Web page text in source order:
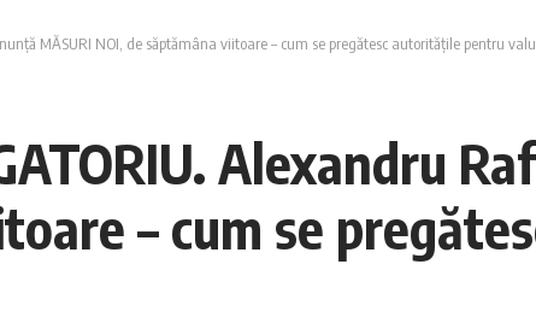
MĂSURI NOI, de săptămâna viitoare – cum se pregătesc autoritățile pentru
Alexandru
– cum se